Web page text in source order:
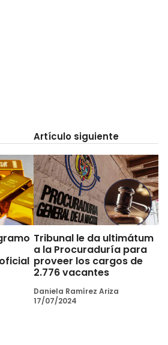
Artículo siguiente
Tribunal le da ultimátum
a la Procuraduría para
proveer los cargos de
2.776 vacantes
Daniela Ramírez Ariza
17/07/2024